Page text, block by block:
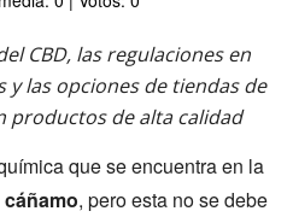
CBD, las regulaciones en
las opciones de tiendas de
productos de alta calidad
que se encuentra en la
cáñamo, pero esta no se debe